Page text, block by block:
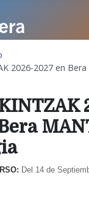
2026-2027 en
Del 14 de